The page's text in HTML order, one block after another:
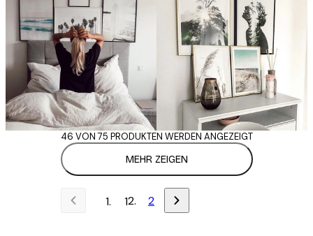
MEHR ZEIGEN
46 VON 75 PRODUKTEN WERDEN ANGEZEIGT
1 2